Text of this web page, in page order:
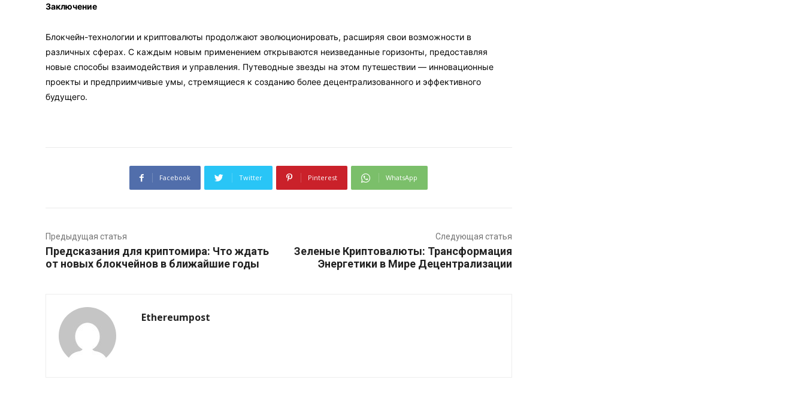
Заключение
Блокчейн-технологии и криптовалюты продолжают эволюционировать, расширяя свои возможности в
различных сферах. С каждым новым применением открываются неизведанные горизонты, предоставляя
новые способы взаимодействия и управления. Путеводные звезды на этом путешествии — инновационные
проекты и предприимчивые умы, стремящиеся к созданию более децентрализованного и эффективного
будущего.
Facebook Twitter Pinterest WhatsApp
Предыдущая статья
Предсказания для криптомира: Что ждать
от новых блокчейнов в ближайшие годы
Следующая статья
Зеленые Криптовалюты: Трансформация
Энергетики в Мире Децентрализации
Ethereumpost